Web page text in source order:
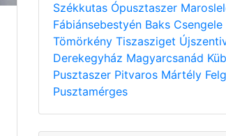
Székkutas Ópusztaszer
Fábiánsebestyén Baks Csengele
Tömörkény Tiszasziget
Derekegyház Magyarcsanád
Pusztaszer Pitvaros Mártély
Pusztamérges